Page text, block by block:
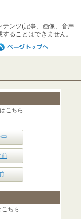
テンツ(記事、画像、音声
ることはできません。
こちら
中
前
ちら